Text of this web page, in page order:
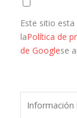
Este sitio
laPolítica de
de Googlese
Información